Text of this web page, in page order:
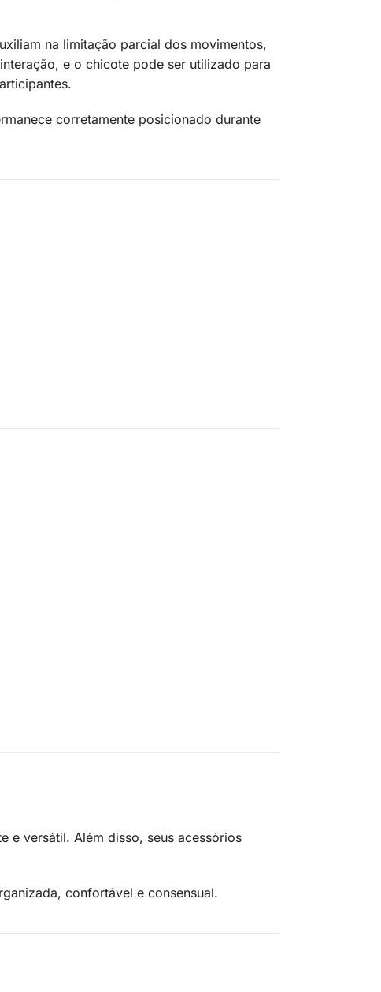
na limitação parcial dos movimentos,
e o chicote pode ser utilizado para
corretamente posicionado durante
e versátil. Além disso, seus acessórios
confortável e consensual.